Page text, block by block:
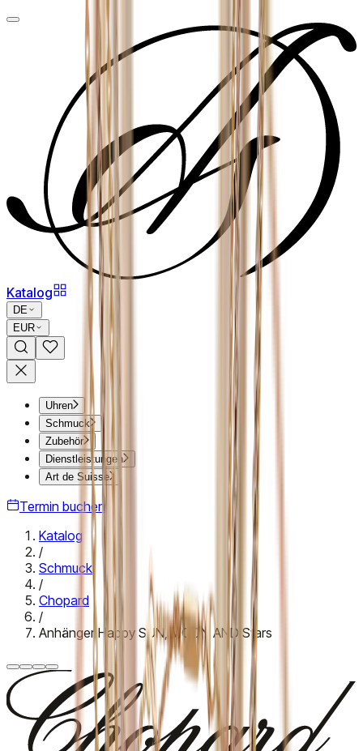
Katalog
DE
EUR
Uhren
Schmuck
Zubehör
Dienstleistungen
Art de Suisse
Termin buchen
Katalog
/
Schmuck
/
Chopard
/
Anhänger Happy SUN, MOON AND Stars